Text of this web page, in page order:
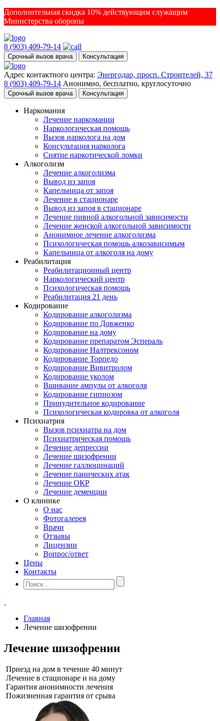
Дополнительная скидка 10% действующим служащим
Министерства обороны
8 (903) 409-79-14
Срочный вызов врача Консультация
Адрес контактного центра: Энергодар, просп. Строителей, 37
8 (903) 409-79-14 Анонимно, бесплатно, круглосуточно
Срочный вызов врача Консультация
Наркомания
Лечение наркомании
Наркологическая помощь
Вызов нарколога на дом
Консультация нарколога
Снятие наркотической ломки
Алкоголизм
Лечение алкоголизма
Вывод из запоя
Капельница от запоя
Лечение в стационаре
Вывод из запоя в стационаре
Лечение пивной алкогольной зависимости
Лечение женской алкогольной зависимости
Анонимное лечение алкоголизма
Психологическая помощь алкозависимым
Капельница от алкоголя на дому
Реабилитация
Реабилитационный центр
Наркологический центр
Психологическая помощь
Реабилитация 21 день
Кодирование
Кодирование алкоголизма
Кодирование по Довженко
Кодирование на дому
Кодирование препаратом Эспераль
Кодирование Налтрексоном
Кодирование Торпедо
Кодирование Вивитролом
Кодирование уколом
Вшивание ампулы от алкоголя
Кодирование гипнозом
Принудительное кодирование
Психологическая кодировка от алкоголя
Психиатрия
Вызов психиатра на дом
Психиатрическая помощь
Лечение депрессии
Лечение шизофрении
Лечение галлюцинаций
Лечение панических атак
Лечение ОКР
Лечение деменции
О клинике
О нас
Фотогалерея
Врачи
Отзывы
Лицензии
Вопрос/ответ
Цены
Контакты
Главная
Лечение шизофрении
Лечение шизофрении
Приезд на дом в течение 40 минут
Лечение в стационаре и на дому
Гарантия анонимности лечения
Пожизненная гарантия от срыва